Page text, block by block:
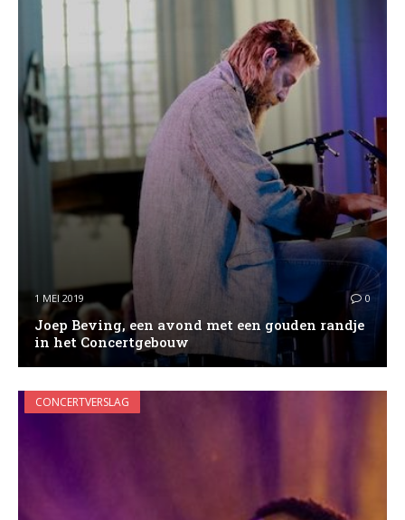
1 MEI 2019 0
Joep Beving, een avond met een gouden randje
in het Concertgebouw
CONCERTVERSLAG